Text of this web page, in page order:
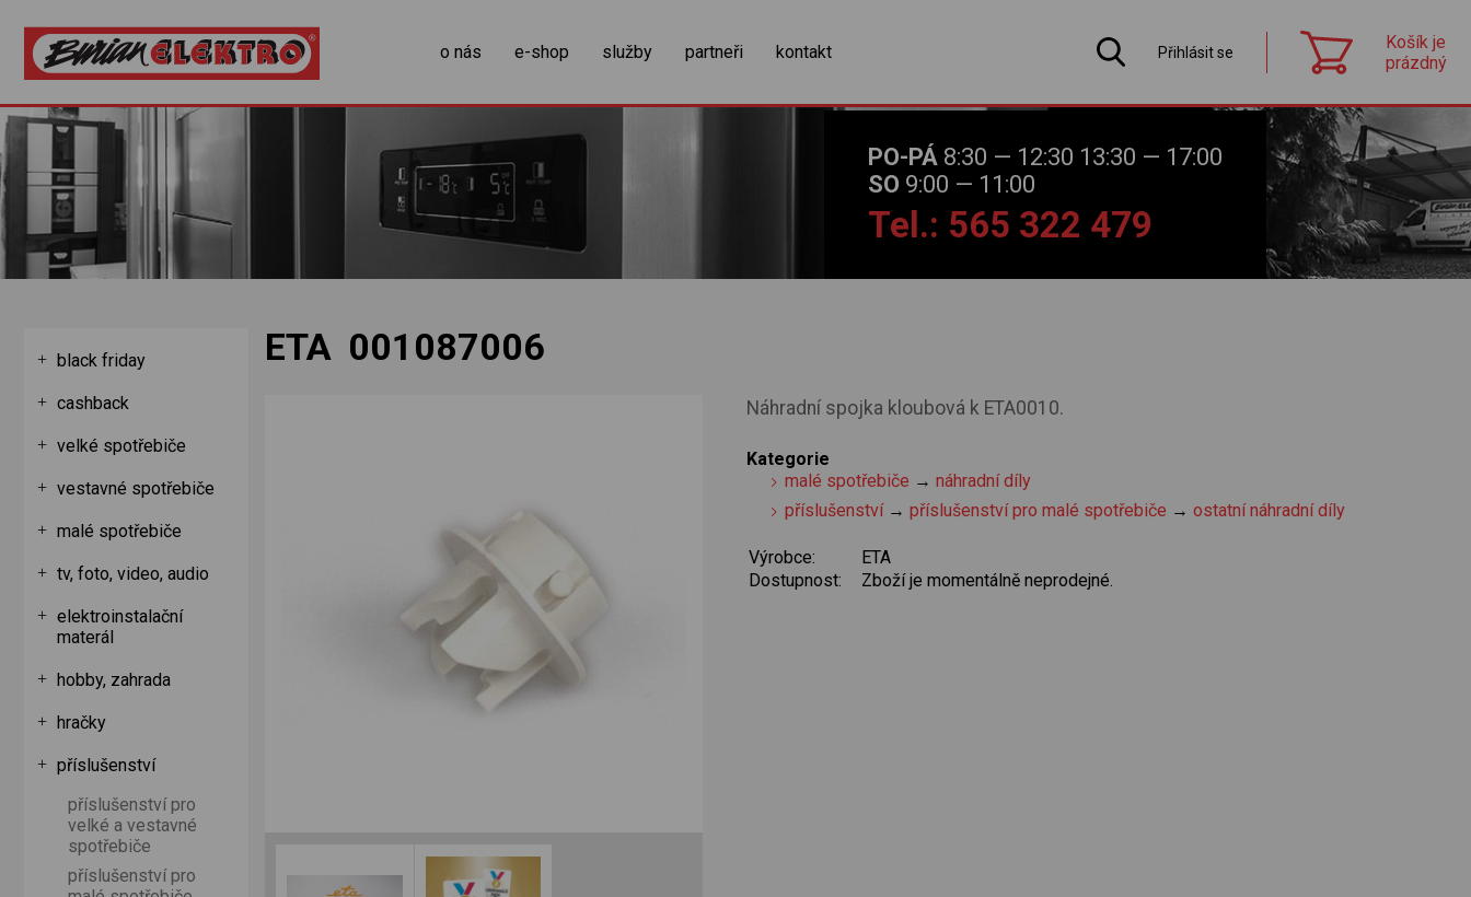
o nás e-shop služby partneři kontakt Přihlásit se
Košík je
prázdný
zobrazit obsah košíku
PO-PÁ 8:30 — 12:30 13:30 — 17:00
SO 9:00 — 11:00
Tel.: 565 322 479
ETA 001087006
Náhradní spojka kloubová k ETA0010.
Kategorie
malé spotřebiče →náhradní díly
příslušenství→příslušenství pro malé spotřebiče →ostatní náhradní díly
Výrobce:
ETA
Dostupnost:
Zboží je momentálně neprodejné.
black friday
cashback
velké spotřebiče
vestavné spotřebiče
malé spotřebiče
tv, foto, video, audio
elektroinstalační
materál
hobby, zahrada
hračky
příslušenství
příslušenství pro
velké a vestavné
spotřebiče
příslušenství pro